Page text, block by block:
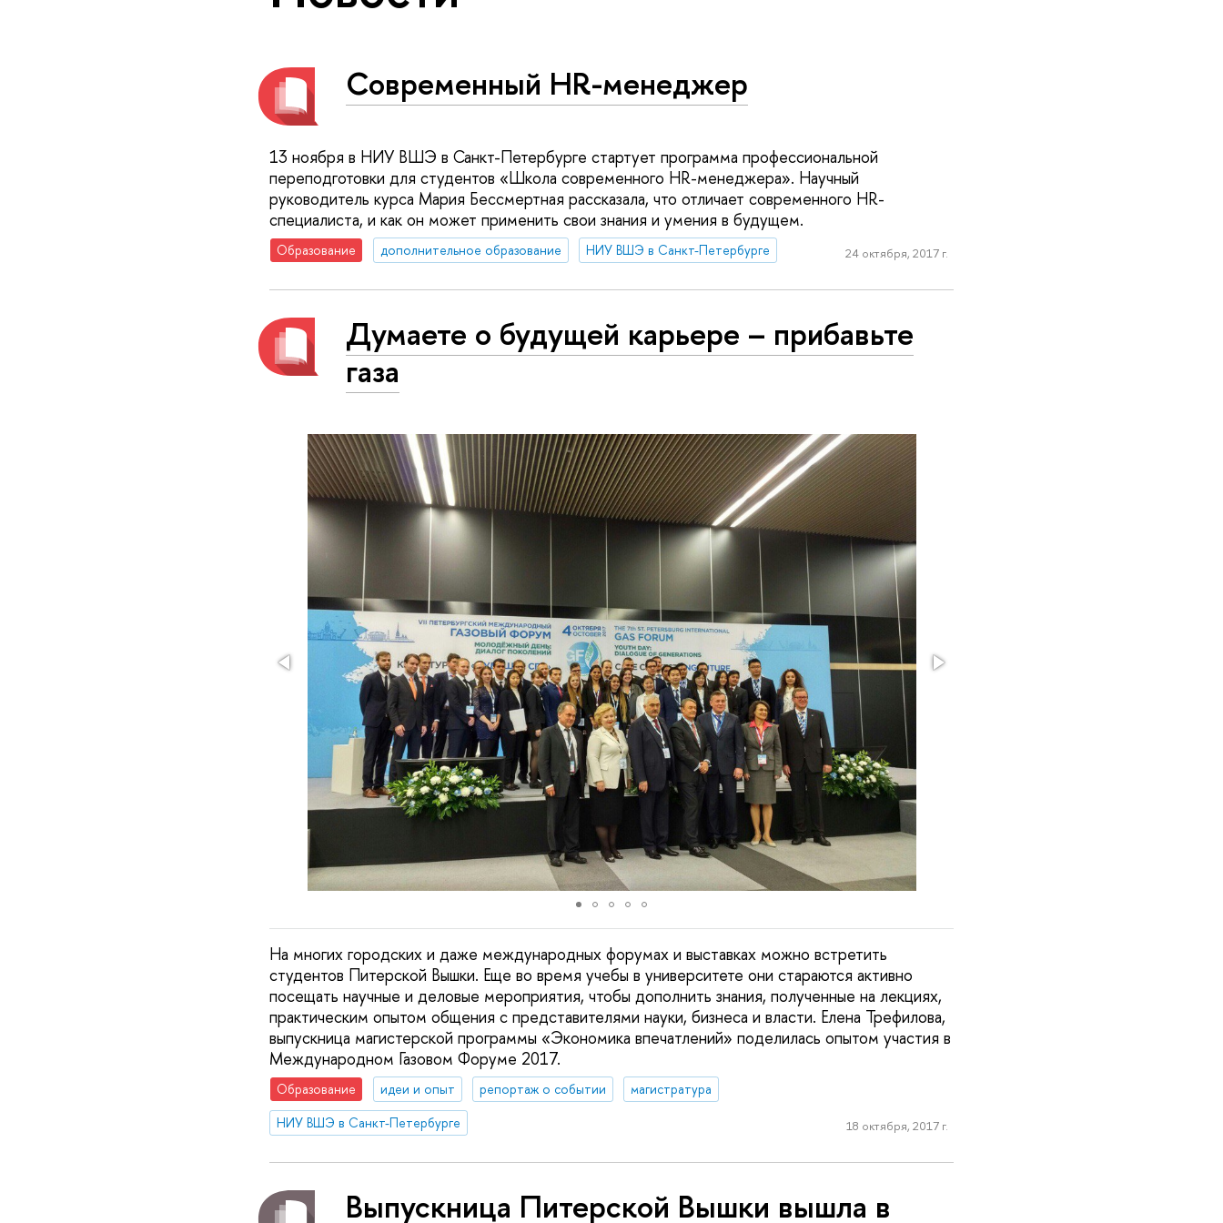
Современный HR-менеджер
13 ноября в НИУ ВШЭ в Санкт-Петербурге стартует программа профессиональной
переподготовки для студентов «Школа современного HR-менеджера». Научный
руководитель курса Мария Бессмертная рассказала, что отличает современного HR-
специалиста, и как он может применить свои знания и умения в будущем.
Образование дополнительное образование НИУ ВШЭ в Санкт-Петербурге 24 октября, 2017 г.
Думаете о будущей карьере – прибавьте
газа
На многих городских и даже международных форумах и выставках можно встретить
студентов Питерской Вышки. Еще во время учебы в университете они стараются активно
посещать научные и деловые мероприятия, чтобы дополнить знания, полученные на лекциях,
практическим опытом общения с представителями науки, бизнеса и власти. Елена Трефилова,
выпускница магистерской программы «Экономика впечатлений» поделилась опытом участия в
Международном Газовом Форуме 2017.
Образование идеи и опыт репортаж о событии
магистратура
НИУ ВШЭ в Санкт-Петербурге
18 октября, 2017 г.
Выпускница Питерской Вышки вышла в